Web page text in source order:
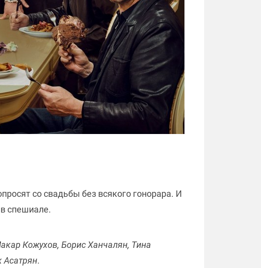
со свадьбы без всякого гонорара. И
спешиале.
Кожухов, Борис Ханчалян, Тина
Асатрян.